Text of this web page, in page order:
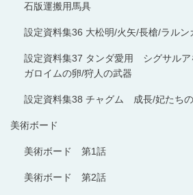
石版運搬用馬具
設定資料集36 大松明/火矢/長槍/ラルン
設定資料集37 タンダ愛用 シグサルア
ガロイムの卵/狩人の武器
設定資料集38 チャグム 成長/妃たち
美術ボード
美術ボード 第1話
美術ボード 第2話